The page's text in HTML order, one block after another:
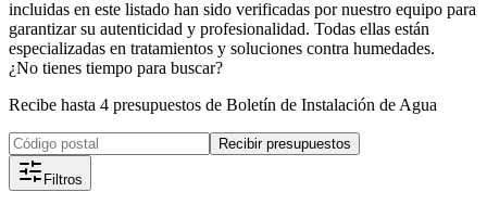
incluidas en este listado han sido verificadas por nuestro equipo para
garantizar su autenticidad y profesionalidad. Todas ellas están
especializadas en tratamientos y soluciones contra humedades.
¿No tienes tiempo para buscar?
Recibe hasta 4 presupuestos de Boletín de Instalación de Agua
Recibir presupuestos
Filtros